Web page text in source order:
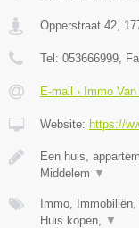
Opperstraat 42
Tel: 053666999 ,
E-mail › Immo
Website: https://
Een huis,
Middelem ▼
Immo,
Huis kopen,
▼